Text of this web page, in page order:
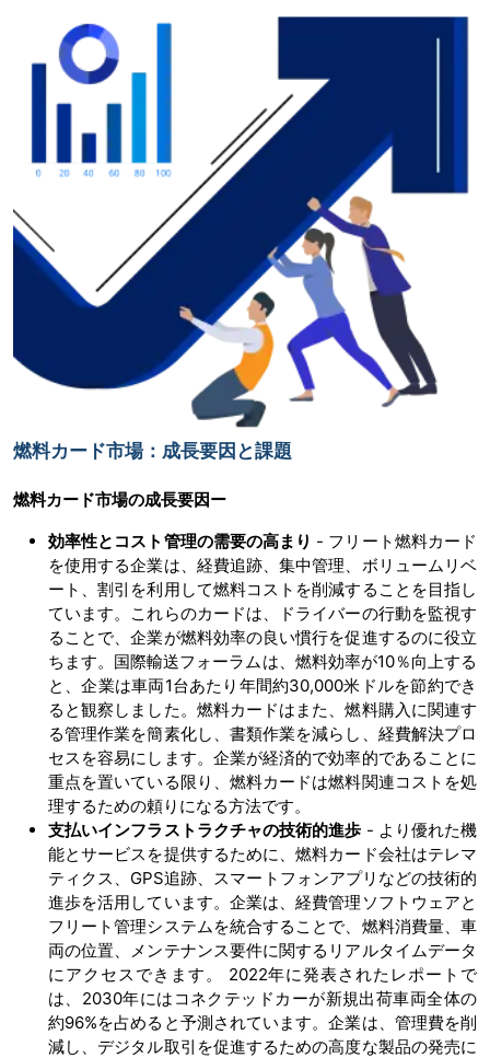
燃料カード市場：成長要因と課題
燃料カード市場の成長要因ー
効率性とコスト管理の需要の高まり - フリート燃料カード
を使用する企業は、経費追跡、集中管理、ボリュームリベ
ート、割引を利用して燃料コストを削減することを目指し
ています。これらのカードは、ドライバーの行動を監視す
ることで、企業が燃料効率の良い慣行を促進するのに役立
ちます。国際輸送フォーラムは、燃料効率が10％向上する
と、企業は車両1台あたり年間約30,000米ドルを節約でき
ると観察しました。燃料カードはまた、燃料購入に関連す
る管理作業を簡素化し、書類作業を減らし、経費解決プロ
セスを容易にします。企業が経済的で効率的であることに
重点を置いている限り、燃料カードは燃料関連コストを処
理するための頼りになる方法です。
支払いインフラストラクチャの技術的進歩 - より優れた機
能とサービスを提供するために、燃料カード会社はテレマ
ティクス、GPS追跡、スマートフォンアプリなどの技術的
進歩を活用しています。企業は、経費管理ソフトウェアと
フリート管理システムを統合することで、燃料消費量、車
両の位置、メンテナンス要件に関するリアルタイムデータ
にアクセスできます。 2022年に発表されたレポートで
は、2030年にはコネクテッドカーが新規出荷車両全体の
約96%を占めると予測されています。企業は、管理費を削
減し、デジタル取引を促進するための高度な製品の発売に